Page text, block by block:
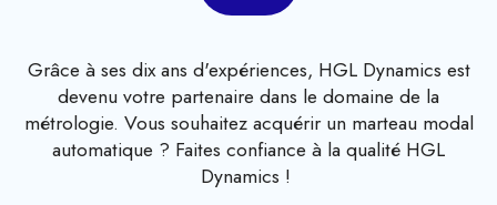
Grâce à ses dix ans d'expériences, HGL Dynamics est
devenu votre partenaire dans le domaine de la
métrologie. Vous souhaitez acquérir un marteau modal
automatique ? Faites confiance à la qualité HGL
Dynamics !